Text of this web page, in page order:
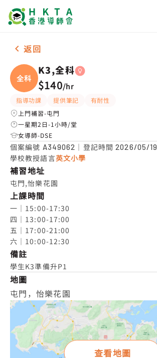
女-1名 K3,全科，屯門 補習推介
返回
全科
K3,全科
$140/hr
指導功課 提供筆記
有耐性
上門補習-屯門
一星期2日-1小時/堂
女導師-DSE
個案編號 A349062 ｜登記時間2026/05/19
學校教授語言英文小學
補習地址
屯門,怡樂花園
上課時間
一｜15:00-17:30
四｜13:00-17:00
五｜17:00-21:00
六｜10:00-12:30
備註
學生K3準備升P1
地圖
屯門，怡樂花園
查看地圖